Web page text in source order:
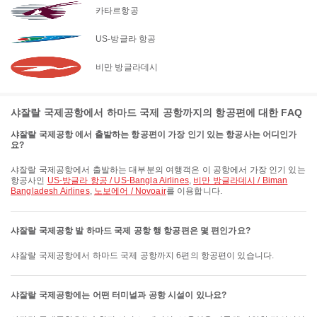
카타르항공
US-방글라 항공
비만 방글라데시
샤잘랄 국제공항에서 하마드 국제 공항까지의 항공편에 대한 FAQ
샤잘랄 국제공항 에서 출발하는 항공편이 가장 인기 있는 항공사는 어디인가
요?
샤잘랄 국제공항에서 출발하는 대부분의 여행객은 이 공항에서 가장 인기 있는
항공사인 US-방글라 항공 / US-Bangla Airlines, 비만 방글라데시 / Biman
Bangladesh Airlines, 노보에어 / Novoair를 이용합니다.
샤잘랄 국제공항 발 하마드 국제 공항 행 항공편은 몇 편인가요?
샤잘랄 국제공항에서 하마드 국제 공항까지 6편의 항공편이 있습니다.
샤잘랄 국제공항에는 어떤 터미널과 공항 시설이 있나요?